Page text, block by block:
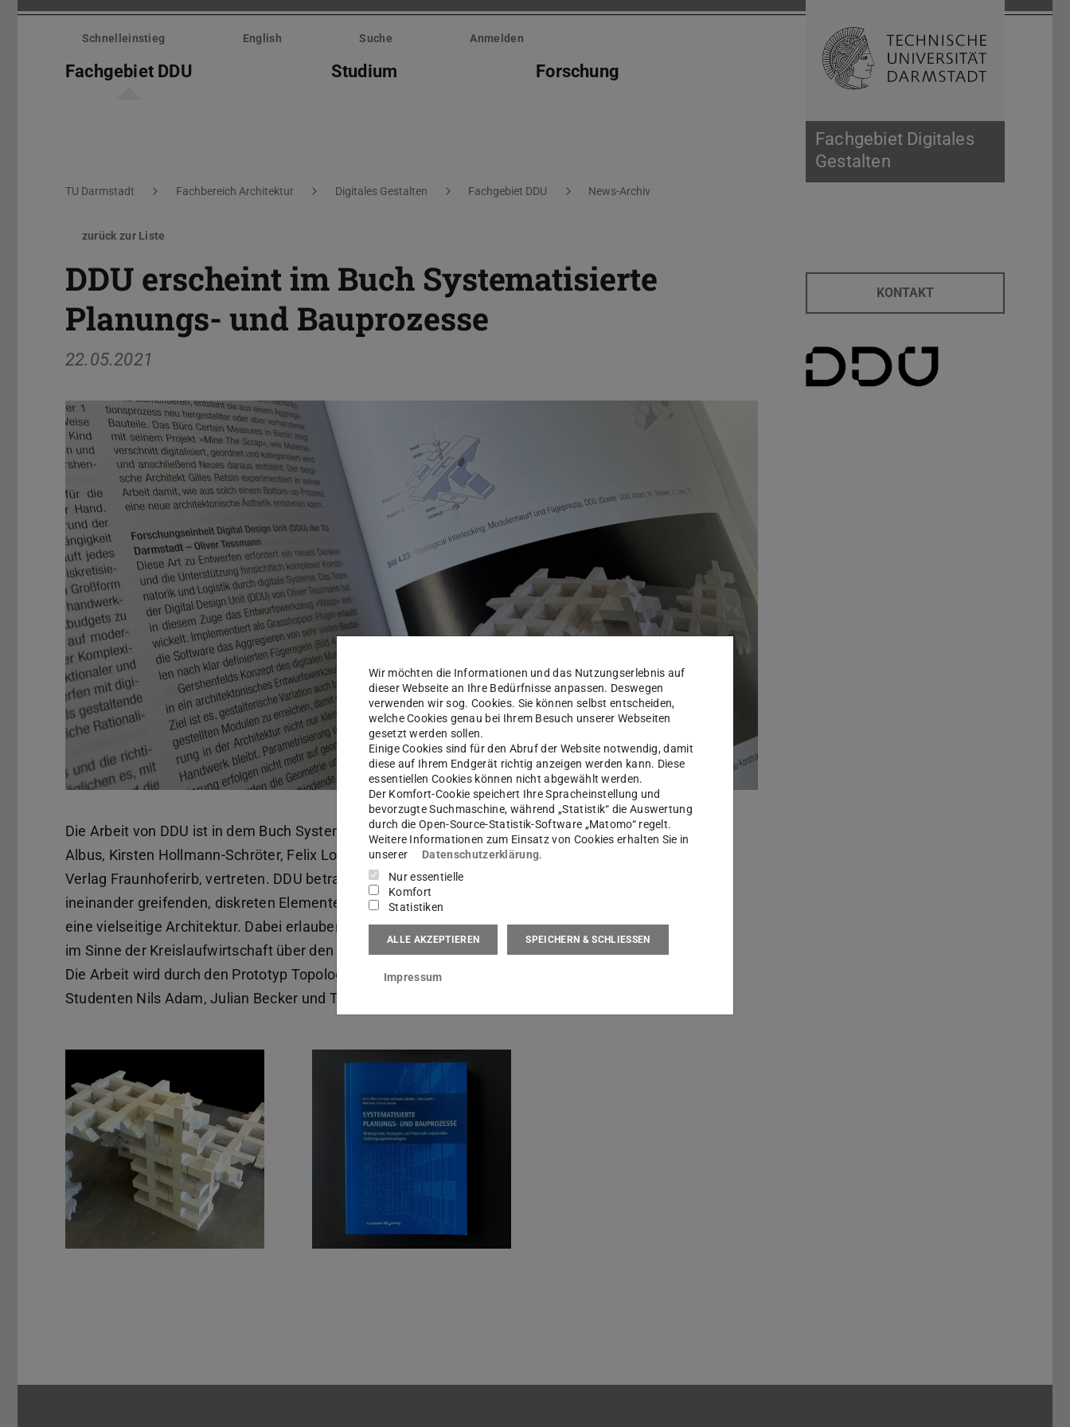
Menü
überspringen
Fachgebiet Digitales
Gestalten
Schnelleinstieg English Suche Anmelden
Fachgebiet DDU Studium Forschung Suche öffnen
Sie befinden sich hier:
TU Darmstadt Fachbereich Architektur Digitales Gestalten Fachgebiet DDU News-Archiv
zurück zur Liste
DDU erscheint im Buch Systematisierte
Planungs- und Bauprozesse
22.05.2021
Die Arbeit von DDU ist in dem Buch Systematisierte Planungs- und Bauprozesse von Jutta
Albus, Kirsten Hollmann-Schröter, Felix Lowin und Matthias Johann Nowak, erschienen im
Verlag Fraunhoferirb, vertreten. DDU betrachtet Bausysteme, die auf trocken gefügten,
ineinander greifenden, diskreten Elementen basieren, einen vielversprechenden Ansatz für
eine vielseitige Architektur. Dabei erlauben De- und Re-Montage eine Nutzung der Elemente
im Sinne der Kreislaufwirtschaft über den Lebenszyklus eines einzelnen Gebäudes hinaus.
Die Arbeit wird durch den Prototyp Topological Interlocking Assemblies (TIA) von den DDU-
Studenten Nils Adam, Julian Becker und Tobias illustriert.
KONTAKT
Wir möchten die Informationen und das Nutzungserlebnis auf
dieser Webseite an Ihre Bedürfnisse anpassen. Deswegen
verwenden wir sog. Cookies. Sie können selbst entscheiden,
welche Cookies genau bei Ihrem Besuch unserer Webseiten
gesetzt werden sollen.
Einige Cookies sind für den Abruf der Website notwendig, damit
diese auf Ihrem Endgerät richtig anzeigen werden kann. Diese
essentiellen Cookies können nicht abgewählt werden.
Der Komfort-Cookie speichert Ihre Spracheinstellung und
bevorzugte Suchmaschine, während „Statistik“ die Auswertung
durch die Open-Source-Statistik-Software „Matomo“ regelt.
Weitere Informationen zum Einsatz von Cookies erhalten Sie in
unserer
Datenschutzerklärung.
Nur essentielle
Komfort
Statistiken
ALLE AKZEPTIEREN SPEICHERN & SCHLIESSEN
Impressum